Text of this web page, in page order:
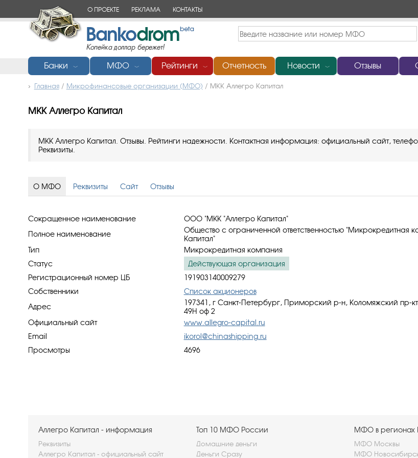
О ПРОЕКТЕ РЕКЛАМА КОНТАКТЫ
Банки ﹀ МФО ﹀ Рейтинги ﹀ Отчетность Новости ﹀ Отзывы
Главная/ Микрофинансовые организации (МФО) / МКК Аллегро Капитал
МКК Аллегро Капитал
МКК Аллегро Капитал. Отзывы. Рейтинги надежности. Контактная информация: официальный сайт,
Реквизиты.
О МФО Реквизиты Сайт Отзывы
Сокращенное наименование
ООО "МКК "Аллегро Капитал"
Полное наименование
Общество с ограниченной ответственностью "Микрокредитная
Капитал"
Тип
Микрокредитная компания
Статус
Действующая организация
Регистрационный номер ЦБ
191903140009279
Собственники
Список акционеров
Адрес
197341, г Санкт-Петербург, Приморский р-н, Коломяжский пр-
49Н оф 2
Официальный сайт
www.allegro-capital.ru
Email
ikorol@chinashipping.ru
Просмотры
4696
Аллегро Капитал - информация
Реквизиты
Аллегро Капитал - официальный сайт
Топ 10 МФО России
Домашние деньги
Деньги Сразу
МФО в регионах
МФО Москвы
МФО